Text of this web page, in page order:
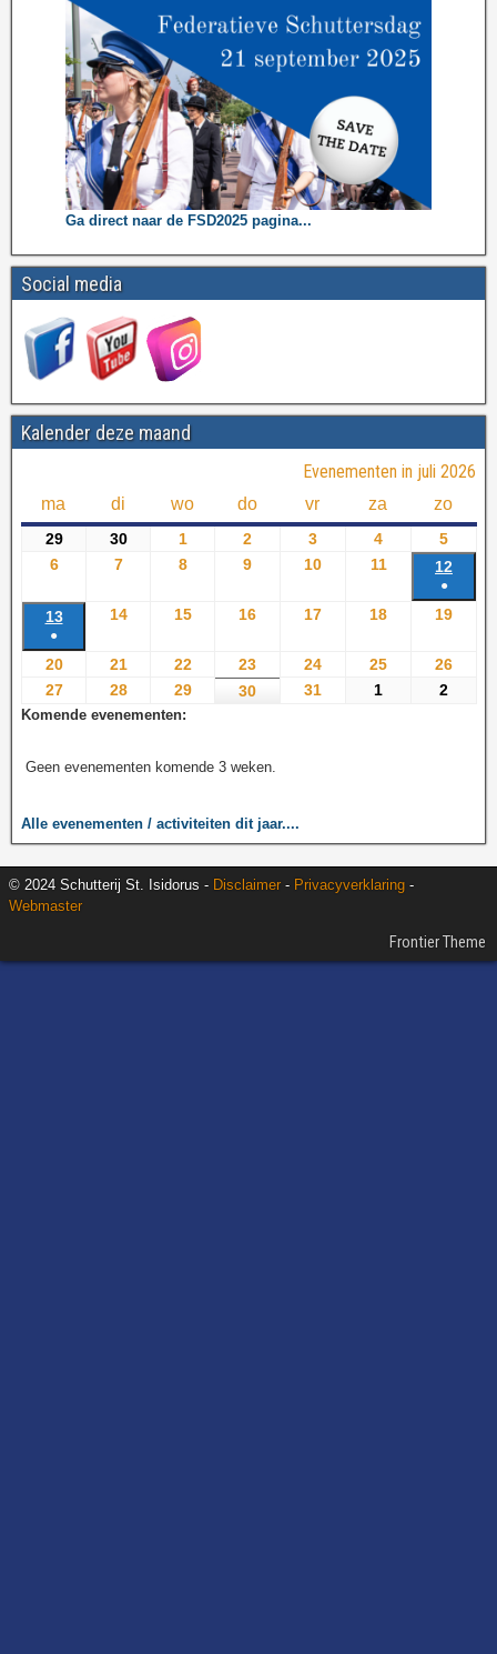
Ga direct naar de FSD2025 pagina...
Social media
Kalender deze maand
Evenementen in juli 2026
ma di wo do vr za zo
29 30 1 2 3 4
5
6
7 8 9 10 11 12
●
13
●
14 15 16 17 18 19
20 21 22 23 24 25
26
27
28 29 30 31 1 2
Komende evenementen:
Geen evenementen komende 3 weken.
Alle evenementen / activiteiten dit jaar....
© 2024 Schutterij St. Isidorus - Disclaimer - Privacyverklaring -
Webmaster
Frontier Theme